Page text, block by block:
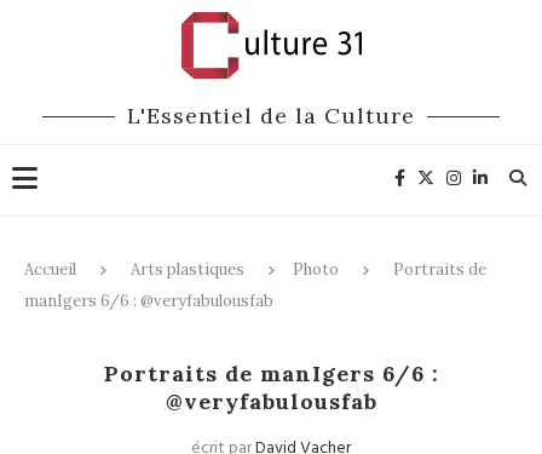
L'Essentiel de la Culture
Accueil Arts plastiques Photo
Portraits de
manIgers 6/6 : @veryfabulousfab
Portraits de manIgers 6/6 :
@veryfabulousfab